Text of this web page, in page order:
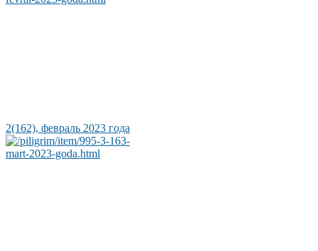
2(162), февраль 2023 года